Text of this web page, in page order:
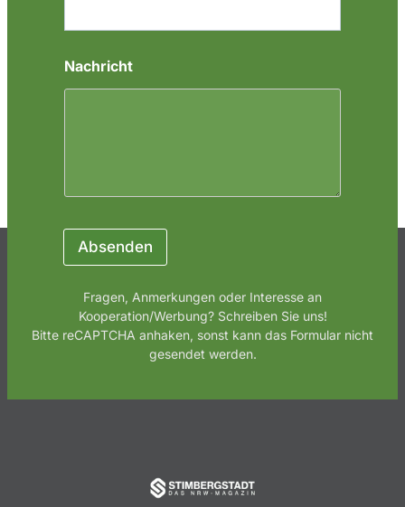
Nachricht
Absenden
Fragen, Anmerkungen oder Interesse an
Kooperation/Werbung? Schreiben Sie uns!
Bitte reCAPTCHA anhaken, sonst kann das Formular nicht
gesendet werden.